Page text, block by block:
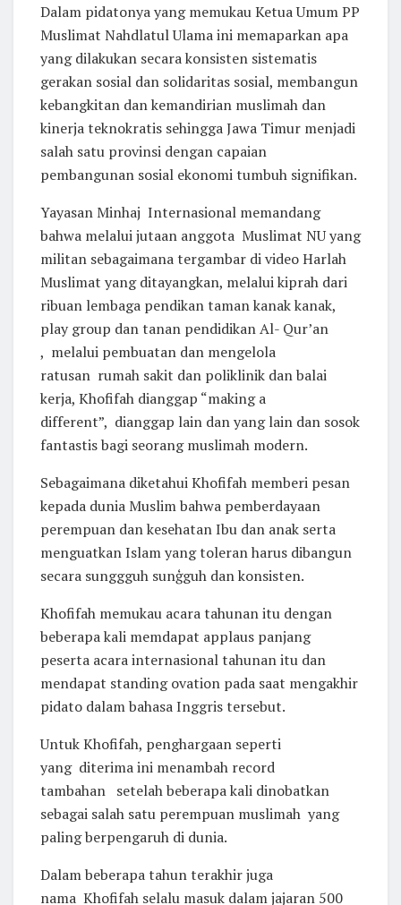
Dalam pidatonya yang memukau Ketua Umum PP
Muslimat Nahdlatul Ulama ini memaparkan apa
yang dilakukan secara konsisten sistematis
gerakan sosial dan solidaritas sosial, membangun
kebangkitan dan kemandirian muslimah dan
kinerja teknokratis sehingga Jawa Timur menjadi
salah satu provinsi dengan capaian
pembangunan sosial ekonomi tumbuh signifikan.
Yayasan Minhaj Internasional memandang
bahwa melalui jutaan anggota Muslimat NU yang
militan sebagaimana tergambar di video Harlah
Muslimat yang ditayangkan, melalui kiprah dari
ribuan lembaga pendikan taman kanak kanak,
play group dan tanan pendidikan Al- Qur’an
, melalui pembuatan dan mengelola
ratusan rumah sakit dan poliklinik dan balai
kerja, Khofifah dianggap “making a
different”, dianggap lain dan yang lain dan sosok
fantastis bagi seorang muslimah modern.
Sebagaimana diketahui Khofifah memberi pesan
kepada dunia Muslim bahwa pemberdayaan
perempuan dan kesehatan Ibu dan anak serta
menguatkan Islam yang toleran harus dibangun
secara sunggguh sunģguh dan konsisten.
Khofifah memukau acara tahunan itu dengan
beberapa kali memdapat applaus panjang
peserta acara internasional tahunan itu dan
mendapat standing ovation pada saat mengakhir
pidato dalam bahasa Inggris tersebut.
Untuk Khofifah, penghargaan seperti
yang diterima ini menambah record
tambahan setelah beberapa kali dinobatkan
sebagai salah satu perempuan muslimah yang
paling berpengaruh di dunia.
Dalam beberapa tahun terakhir juga
nama Khofifah selalu masuk dalam jajaran 500